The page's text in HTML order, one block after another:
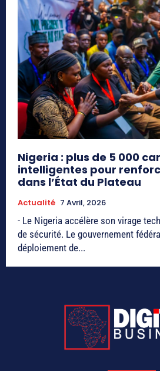
Nigeria : plus de 5 000
intelligentes pour
dans l’État du Plateau
Actualité 7 Avril, 2026
- Le Nigeria accélère son virage
de sécurité. Le gouvernement
déploiement de...